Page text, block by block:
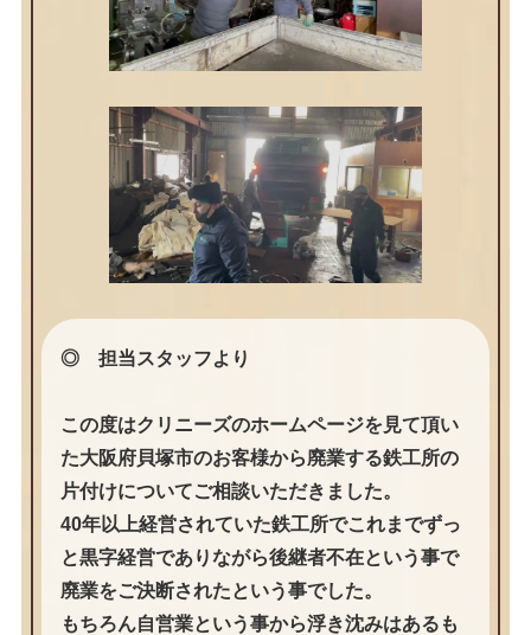
◎ 担当スタッフより
この度はクリニーズのホームページを見て頂い
た大阪府貝塚市のお客様から廃業する鉄工所の
片付けについてご相談いただきました。
40年以上経営されていた鉄工所でこれまでずっ
と黒字経営でありながら後継者不在という事で
廃業をご決断されたという事でした。
もちろん自営業という事から浮き沈みはあるも